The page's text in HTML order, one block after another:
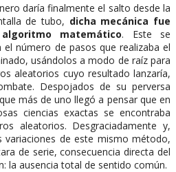
daría finalmente el salto desde la
de tubo, dicha mecánica fue
matemático. Este se
número de pasos que realizaba el
usándolos a modo de raíz para
aleatorios cuyo resultado lanzaría,
Despojados de su perversa
más de uno llegó a pensar que en
ciencias exactas se encontraba
aleatorios. Desgraciadamente y,
variaciones de este mismo método,
de serie, consecuencia directa del
la ausencia total de sentido común.